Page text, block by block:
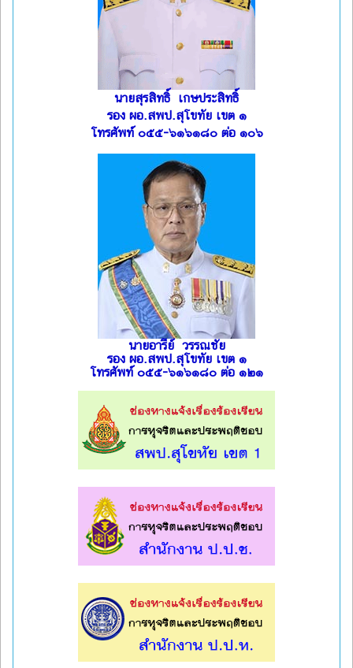
นายสุรสิทธิ์ เกษประสิทธิ์
รอง ผอ.สพป.สุโขทัย เขต ๑
โทรศัพท์ ๐๕๕-๖๑๖๑๘๐ ต่อ ๑๐๖
นายอารีย์ วรรณชัย
รอง ผอ.สพป.สุโขทัย เขต ๑
โทรศัพท์ ๐๕๕-๖๑๖๑๘๐ ต่อ ๑๒๑